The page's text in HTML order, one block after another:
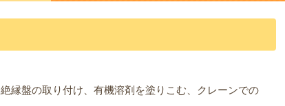
縁盤の取り付け、有機溶剤を塗りこむ、クレーンでの